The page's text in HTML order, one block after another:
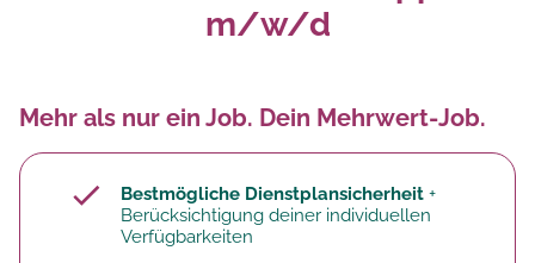
m/w/d
Mehr als nur ein Job. Dein Mehrwert-Job.
Bestmögliche Dienstplansicherheit +
Berücksichtigung deiner individuellen
Verfügbarkeiten